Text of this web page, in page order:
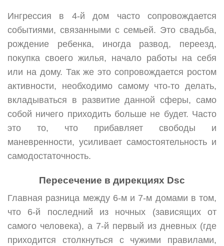
Ингрессия в 4-й дом часто сопровождается
событиями, связанными с семьей. Это свадьба,
рождение ребенка, иногда развод, переезд,
покупка своего жилья, начало работы на себя
или на дому. Так же это сопровождается ростом
активности, необходимо самому что-то делать,
вкладываться в развитие данной сферы, само
собой ничего приходить больше не будет. Часто
это то, что прибавляет свободы и
маневренности, усиливает самостоятельность и
самодостаточность.
Пересечение в дирекциях Dsc
Главная разница между 6-м и 7-м домами в том,
что 6-й последний из ночных (зависящих от
самого человека), а 7-й первый из дневных (где
приходится столкнуться с чужими правилами,